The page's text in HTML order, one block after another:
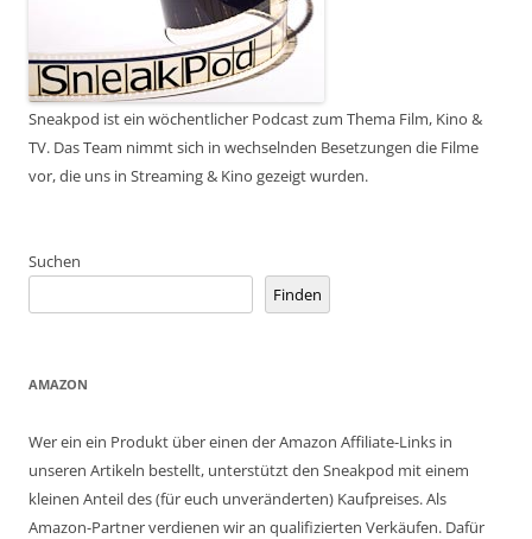
Sneakpod ist ein wöchentlicher Podcast zum Thema Film, Kino &
TV. Das Team nimmt sich in wechselnden Besetzungen die Filme
vor, die uns in Streaming & Kino gezeigt wurden.
Suchen
Finden
AMAZON
Wer ein ein Produkt über einen der Amazon Affiliate-Links in
unseren Artikeln bestellt, unterstützt den Sneakpod mit einem
kleinen Anteil des (für euch unveränderten) Kaufpreises. Als
Amazon-Partner verdienen wir an qualifizierten Verkäufen. Dafür